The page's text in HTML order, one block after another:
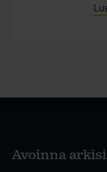
Avoinna